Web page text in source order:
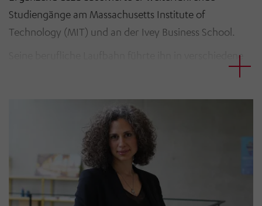
Studiengänge am Massachusetts Institute of
Technology (MIT) und an der Ivey Business School.
Seine berufliche Laufbahn führte ihn in verschiedene
Vorstandsmitglied (COO) der Eppendorf SE. Zuvor
bekleidete er Vorstandspositionen bei der Festo SE &
Co. KG sowie der Rohde & Schwarz GmbH & Co. KG. In
diesen Funktionen verantwortete er u.a. globale
Strategie- und Transformationsprogramme, den
Einsatz digitaler Technologien sowie die Entwicklung